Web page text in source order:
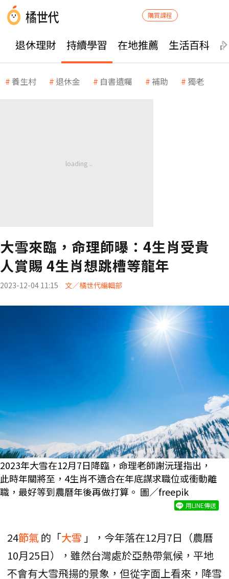
購買課程
退休理財 持續學習 在地推薦 生活百科
養生村 退休金 自書遺囑 補助 獨老
大雪來臨，命理師曝：4生肖受貴
人賞賜 4生肖想跳槽等龍年
2023-12-04 11:15 文／橘世代編輯部
2023年大雪在12月7日降臨，命理老師謝沅瑾指出，
此時年關將至，4生肖不適合在年底謀求職位或衝動離
職，最好等到農曆年後再做打算。 圖／freepik
用LINE傳送
24節氣的「大雪 」，今年落在12月7日（農曆
10月25日），雖然台灣處於亞熱帶氣候，平地
不會有大雪飛揚的景象，但從字面上看來，降雪